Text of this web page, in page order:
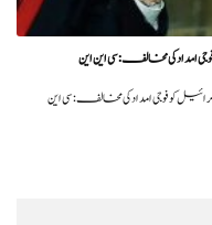
امداد کی مخالف: سی این این